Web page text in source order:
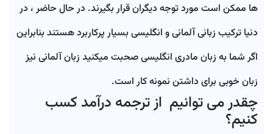
ها ممکن است مورد توجه دیگران قرار بگیرند. در حال حاضر ، در
دنیا ترکیب زبانی آلمانی و انگلیسی بسیار پرکاربرد هستند بنابراین
اگر شما به زبان مادری انگلیسی صحبت میکنید زبان آلمانی نیز
زبان خوبی برای داشتن نمونه کار است.
چقدر می توانیم از ترجمه درآمد کسب
کنیم؟